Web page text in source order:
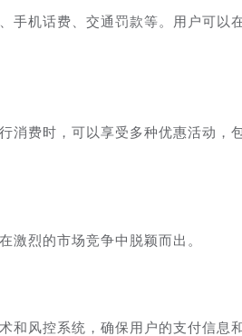
手机话费、交通罚款等。用户可以
消费时，可以享受多种优惠活动，
激烈的市场竞争中脱颖而出。
和风控系统，确保用户的支付信息